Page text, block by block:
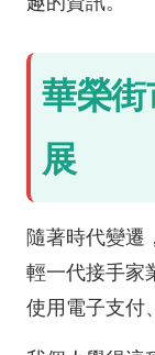
華榮
展
隨著時代變遷
輕一代接手家
使用電子支付